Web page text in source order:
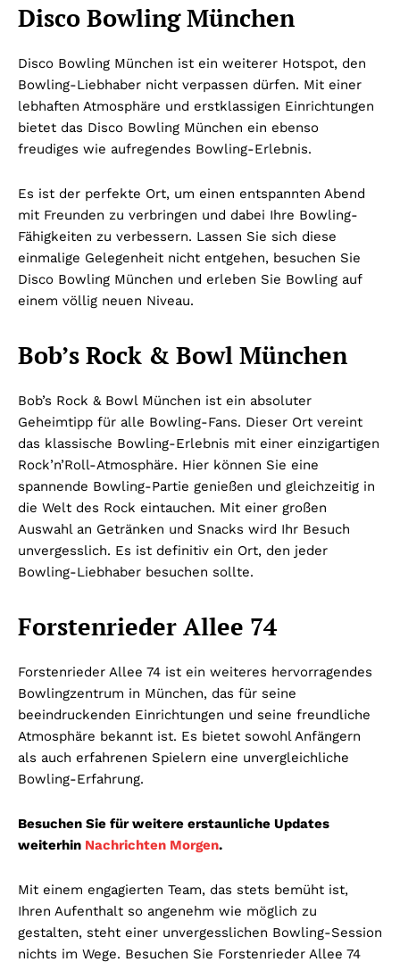
Disco Bowling München
Disco Bowling München ist ein weiterer Hotspot, den
Bowling-Liebhaber nicht verpassen dürfen. Mit einer
lebhaften Atmosphäre und erstklassigen Einrichtungen
bietet das Disco Bowling München ein ebenso
freudiges wie aufregendes Bowling-Erlebnis.
Es ist der perfekte Ort, um einen entspannten Abend
mit Freunden zu verbringen und dabei Ihre Bowling-
Fähigkeiten zu verbessern. Lassen Sie sich diese
einmalige Gelegenheit nicht entgehen, besuchen Sie
Disco Bowling München und erleben Sie Bowling auf
einem völlig neuen Niveau.
Bob’s Rock & Bowl München
Bob’s Rock & Bowl München ist ein absoluter
Geheimtipp für alle Bowling-Fans. Dieser Ort vereint
das klassische Bowling-Erlebnis mit einer einzigartigen
Rock’n’Roll-Atmosphäre. Hier können Sie eine
spannende Bowling-Partie genießen und gleichzeitig in
die Welt des Rock eintauchen. Mit einer großen
Auswahl an Getränken und Snacks wird Ihr Besuch
unvergesslich. Es ist definitiv ein Ort, den jeder
Bowling-Liebhaber besuchen sollte.
Forstenrieder Allee 74
Forstenrieder Allee 74 ist ein weiteres hervorragendes
Bowlingzentrum in München, das für seine
beeindruckenden Einrichtungen und seine freundliche
Atmosphäre bekannt ist. Es bietet sowohl Anfängern
als auch erfahrenen Spielern eine unvergleichliche
Bowling-Erfahrung.
Besuchen Sie für weitere erstaunliche Updates
weiterhin Nachrichten Morgen.
Mit einem engagierten Team, das stets bemüht ist,
Ihren Aufenthalt so angenehm wie möglich zu
gestalten, steht einer unvergesslichen Bowling-Session
nichts im Wege. Besuchen Sie Forstenrieder Allee 74